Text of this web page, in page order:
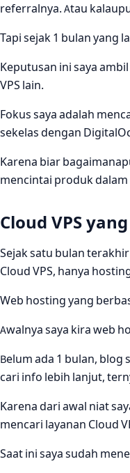
referralnya. Atau
Tapi sejak 1 bulan yang
Keputusan ini saya
VPS lain.
Fokus saya adalah
sekelas dengan
Karena biar
mencintai produk
Cloud VPS
Sejak satu bulan
Cloud VPS, hanya
Web hosting yang
Awalnya saya kira web
Belum ada 1 bulan, blog
cari info lebih lanjut,
Karena dari awal niat
mencari layanan Cloud
Saat ini saya sudah